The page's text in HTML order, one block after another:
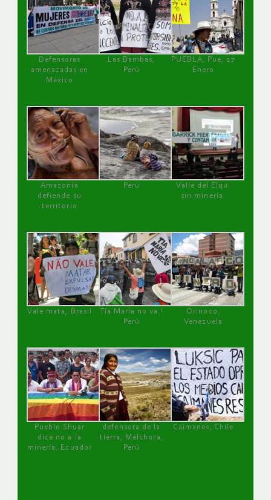
Defensoras
amenazadas en
México
Las Bambas,
Perú
PUEBLA, Pue, 27
Enero
Amazonía
defiende su
territorio
Perú
Valle del Elqui
sin minería.
Vale mata, Brasil
Tía María no va !
Perú
Orinoco,
Venezuela
Pueblo Shuar
dice no a la
minería, Ecuador
defensora de la
tierra, Melchora,
Perú
Caimanes, Chile